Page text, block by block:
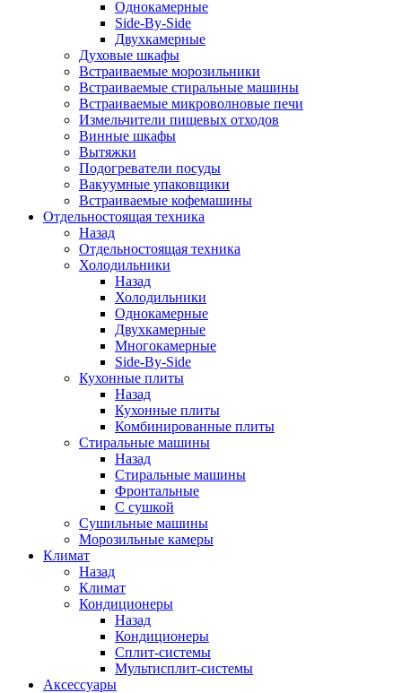
Однокамерные
Side-By-Side
Двухкамерные
Духовые шкафы
Встраиваемые морозильники
Встраиваемые стиральные машины
Встраиваемые микроволновые печи
Измельчители пищевых отходов
Винные шкафы
Вытяжки
Подогреватели посуды
Вакуумные упаковщики
Встраиваемые кофемашины
Отдельностоящая техника
Назад
Отдельностоящая техника
Холодильники
Назад
Холодильники
Однокамерные
Двухкамерные
Многокамерные
Side-By-Side
Кухонные плиты
Назад
Кухонные плиты
Комбинированные плиты
Стиральные машины
Назад
Стиральные машины
Фронтальные
С сушкой
Сушильные машины
Морозильные камеры
Климат
Назад
Климат
Кондиционеры
Назад
Кондиционеры
Сплит-системы
Мультисплит-системы
Аксессуары